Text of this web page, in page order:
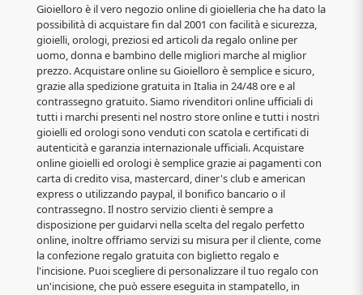
Gioielloro è il vero negozio online di gioielleria che ha dato la
possibilità di acquistare fin dal 2001 con facilità e sicurezza,
gioielli, orologi, preziosi ed articoli da regalo online per
uomo, donna e bambino delle migliori marche al miglior
prezzo. Acquistare online su Gioielloro è semplice e sicuro,
grazie alla spedizione gratuita in Italia in 24/48 ore e al
contrassegno gratuito. Siamo rivenditori online ufficiali di
tutti i marchi presenti nel nostro store online e tutti i nostri
gioielli ed orologi sono venduti con scatola e certificati di
autenticità e garanzia internazionale ufficiali. Acquistare
online gioielli ed orologi è semplice grazie ai pagamenti con
carta di credito visa, mastercard, diner's club e american
express o utilizzando paypal, il bonifico bancario o il
contrassegno. Il nostro servizio clienti è sempre a
disposizione per guidarvi nella scelta del regalo perfetto
online, inoltre offriamo servizi su misura per il cliente, come
la confezione regalo gratuita con biglietto regalo e
l'incisione. Puoi scegliere di personalizzare il tuo regalo con
un'incisione, che può essere eseguita in stampatello, in